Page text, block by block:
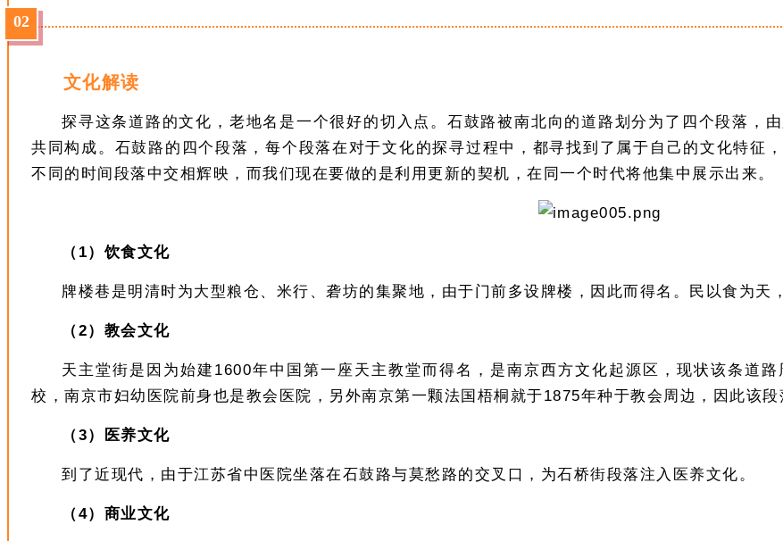
02
文化解读
探寻这条道路的文化，老地名是一个很好的切入点。石鼓路被南北向的道路划分为了四个段落，
共同构成。石鼓路的四个段落，每个段落在对于文化的探寻过程中，都寻找到了属于自己的文化特征
不同的时间段落中交相辉映，而我们现在要做的是利用更新的契机，在同一个时代将他集中展示出来。
（1）饮食文化
牌楼巷是明清时为大型粮仓、米行、砻坊的集聚地，由于门前多设牌楼，因此而得名。民以食为天
（2）教会文化
天主堂街是因为始建1600年中国第一座天主教堂而得名，是南京西方文化起源区，现状该条道
校，南京市妇幼医院前身也是教会医院，另外南京第一颗法国梧桐就于1875年种于教会周边，因此该段
（3）医养文化
到了近现代，由于江苏省中医院坐落在石鼓路与莫愁路的交叉口，为石桥街段落注入医养文化。
（4）商业文化